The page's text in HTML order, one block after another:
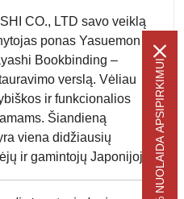
CO., LTD savo veiklą
ponas Yasuemon
Bookbinding –
verslą. Vėliau
ir funkcionalios
Šiandieną
viena didžiausių
ir gamintojų Japonijoje.
-5% NUOLAIDA APSIPIRKIMUI